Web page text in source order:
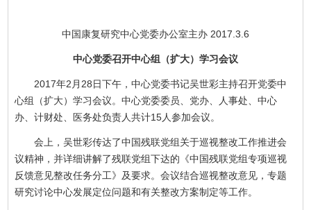
中国康复研究中心党委办公室主办 2017.3.6
中心党委召开中心组（扩大）学习会议
2017年2月28日下午，中心党委书记吴世彩主持召开党委中
心组（扩大）学习会议。中心党委委员、党办、人事处、中心
办、计财处、医务处负责人共计15人参加会议。
会上，吴世彩传达了中国残联党组关于巡视整改工作推进会
议精神，并详细讲解了残联党组下达的《中国残联党组专项巡视
反馈意见整改任务分工》及要求。会议结合巡视整改意见，专题
研究讨论中心发展定位问题和有关整改方案制定等工作。